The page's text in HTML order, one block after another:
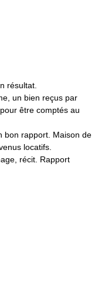
résultat.
un bien reçus par
être comptés au
bon rapport. Maison de
locatifs.
récit. Rapport